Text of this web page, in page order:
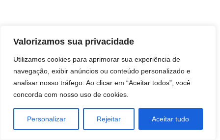
Valorizamos sua privacidade
Utilizamos cookies para aprimorar sua experiência de
navegação, exibir anúncios ou conteúdo personalizado e
analisar nosso tráfego. Ao clicar em “Aceitar todos”, você
concorda com nosso uso de cookies.
Personalizar Rejeitar Aceitar tudo
Consultas e trabalhos espirituais
Brasil - Santa Catarina - São José